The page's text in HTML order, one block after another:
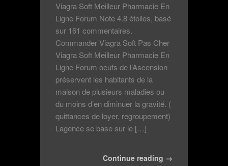
Viagra Soft Meilleur Pharmacie En
Ligne Forum Note 4.8 étoiles, basé
sur 161 commentaires.
Commander Viagra Soft Pas Cher
Viagra Soft Meilleur Pharmacie En
Ligne Forum oeufs de l’Ascension
préservent les habitants de la
maison de plusieurs maladies ou
du moins d’en diminuer la gravité. (
quittances de loyer, regroupement)
Lagence se base sur le […]
Continue reading →